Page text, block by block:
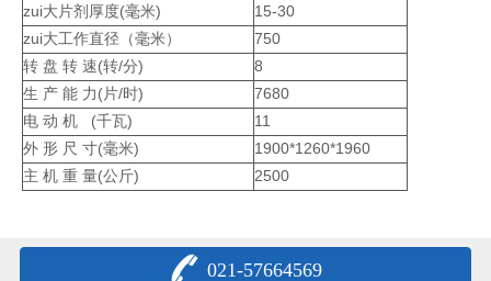
zui大片剂厚度(毫米)
15-30
zui大工作直径（毫米）
750
转 盘 转 速(转/分)
8
生 产 能 力(片/时)
7680
电 动 机 (千瓦)
11
外 形 尺 寸(毫米)
1900*1260*1960
主 机 重 量(公斤)
2500
021-57664569